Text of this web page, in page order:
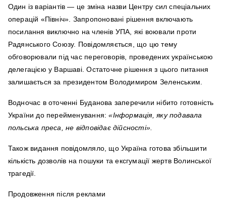
Один із варіантів — це зміна назви Центру сил спеціальних
операцій «Північ». Запропоновані рішення включають
посилання виключно на членів УПА, які воювали проти
Радянського Союзу. Повідомляється, що цю тему
обговорювали під час переговорів, проведених українською
делегацією у Варшаві. Остаточне рішення з цього питання
залишається за президентом Володимиром Зеленським.
Водночас в оточенні Буданова заперечили нібито готовність
України до перейменування:«Інформація, яку подавала
польська преса, не відповідає дійсності».
Також видання повідомляло, що Україна готова збільшити
кількість дозволів на пошуки та ексгумації жертв Волинської
трагедії.
Продовження після реклами